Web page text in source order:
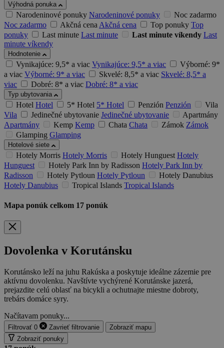
Výhodná ponuka
Narodeninové ponuky Narodeninové ponuky
Noc zadarmo
Noc zadarmo
Akčná cenaAkčná cena Top ponuky Top
ponuky
Last minute Last minute Last minute víkendy Last
minute víkendy
Hodnotenie
Vynikajúce: 9,5* a viac Vynikajúce: 9,5* a viac
Výborné: 9*
a viac Výborné: 9* a viac Skvelé: 8,5* a viac Skvelé: 8,5* a
viac
Dobré: 8* a viac Dobré: 8* a viac
Typ ubytovania
Hotel Hotel 5* Hotel 5* Hotel Penzión Penzión
Vila
Vila
Jedinečné ubytovanie Jedinečné ubytovanie
Apartmány
Apartmány
Kemp Kemp Chata Chata Zámok Zámok
Glamping Glamping
Hotelové siete
Hotely Morris Hotely Morris Hotely Hunguest Hotely
Hunguest
Hotely Park Inn by Radisson Hotely Park Inn by
Radisson
Hotely Pytloun Hotely Pytloun
Hotely Danubius
Hotely Danubius
Tropical Islands Tropical Islands
Mapa ponúk celkom 17 ponúk
Dovolenka v Korutánsku
Korutánsko leží na juhu Rakúska a poskytuje ideálne zázemie pre
aktívnu dovolenku. Navštívte vychýrené Korutánske jazerá,
prejazdite celú oblasť na bicykli a ochutnajte miestne dobroty,
trebárs domáce syry.
Načítavam ponuky...
Filtrovať 0 Zavrieť filtrovanie
Zobraziť mapu
Zobraziť ponuky